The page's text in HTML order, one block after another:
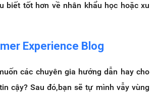
biết tốt hơn về nhân khẩu học hoặc xu
Experience Blog
các chuyên gia hướng dẫn hay cho
cậy? Sau đó,bạn sẽ tự mình vẫy vùng